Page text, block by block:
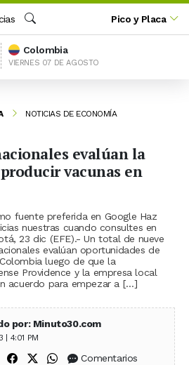
Buscar
Pico y Placa
Colombia
VIERNES 07 DE AGOSTO
NOTICIAS DE ECONOMÍA
evalúan la
vacunas en
fuente preferida en Google Haz
nuestras cuando consultes en
23 dic (EFE).- Un total de nueve
evalúan oportunidades de
luego de que la
Providence y la empresa local
acuerdo para empezar a […]
por: Minuto30.com
| 4:01 PM
Compartir en Facebook
Compartir en X (Twitter)
Compartir en WhatsApp
Comentarios